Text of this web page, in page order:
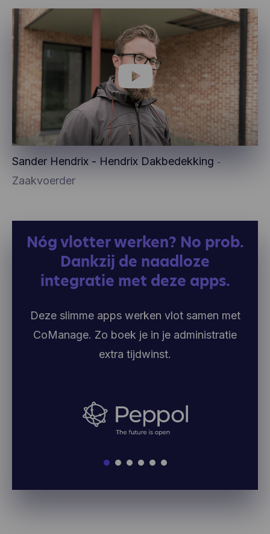
Sander Hendrix - Hendrix Dakbedekking ‐
Zaakvoerder
Nóg vlotter werken? No prob.
Dankzij de naadloze
integratie met deze apps.
Deze slimme apps werken vlot samen met
CoManage. Zo boek je in je administratie
extra tijdwinst.